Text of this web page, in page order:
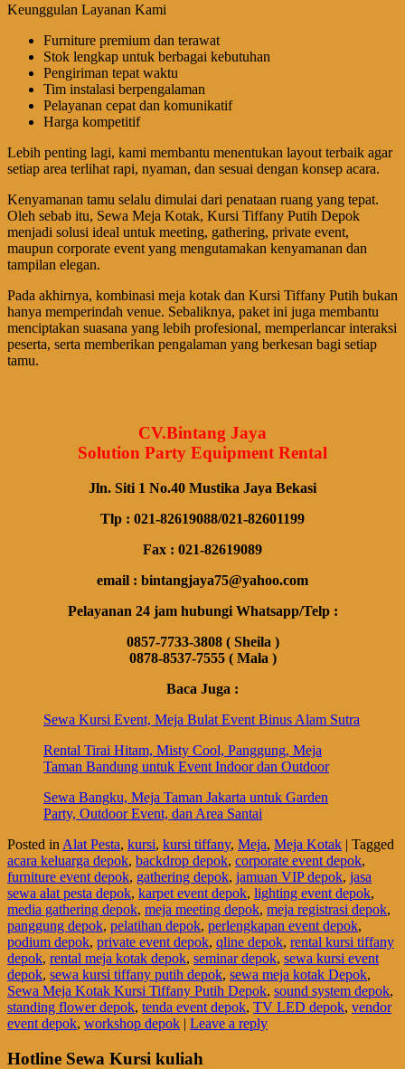
Keunggulan Layanan Kami
Furniture premium dan terawat
Stok lengkap untuk berbagai kebutuhan
Pengiriman tepat waktu
Tim instalasi berpengalaman
Pelayanan cepat dan komunikatif
Harga kompetitif
Lebih penting lagi, kami membantu menentukan layout terbaik agar
setiap area terlihat rapi, nyaman, dan sesuai dengan konsep acara.
Kenyamanan tamu selalu dimulai dari penataan ruang yang tepat.
Oleh sebab itu, Sewa Meja Kotak, Kursi Tiffany Putih Depok
menjadi solusi ideal untuk meeting, gathering, private event,
maupun corporate event yang mengutamakan kenyamanan dan
tampilan elegan.
Pada akhirnya, kombinasi meja kotak dan Kursi Tiffany Putih bukan
hanya memperindah venue. Sebaliknya, paket ini juga membantu
menciptakan suasana yang lebih profesional, memperlancar interaksi
peserta, serta memberikan pengalaman yang berkesan bagi setiap
tamu.
CV.Bintang Jaya
Solution Party Equipment Rental
Jln. Siti 1 No.40 Mustika Jaya Bekasi
Tlp : 021-82619088/021-82601199
Fax : 021-82619089
email : bintangjaya75@yahoo.com
Pelayanan 24 jam hubungi Whatsapp/Telp :
0857-7733-3808 ( Sheila )
0878-8537-7555 ( Mala )
Baca Juga :
Sewa Kursi Event, Meja Bulat Event Binus Alam Sutra
Rental Tirai Hitam, Misty Cool, Panggung, Meja
Taman Bandung untuk Event Indoor dan Outdoor
Sewa Bangku, Meja Taman Jakarta untuk Garden
Party, Outdoor Event, dan Area Santai
Posted in Alat Pesta, kursi, kursi tiffany, Meja, Meja Kotak | Tagged
acara keluarga depok, backdrop depok, corporate event depok,
furniture event depok, gathering depok, jamuan VIP depok, jasa
sewa alat pesta depok, karpet event depok, lighting event depok,
media gathering depok, meja meeting depok, meja registrasi depok,
panggung depok, pelatihan depok, perlengkapan event depok,
podium depok, private event depok, qline depok, rental kursi tiffany
depok, rental meja kotak depok, seminar depok, sewa kursi event
depok, sewa kursi tiffany putih depok, sewa meja kotak Depok,
Sewa Meja Kotak Kursi Tiffany Putih Depok, sound system depok,
standing flower depok, tenda event depok, TV LED depok, vendor
event depok, workshop depok | Leave a reply
Hotline Sewa Kursi kuliah